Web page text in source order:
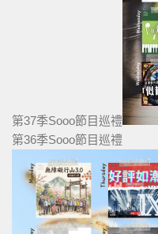
第37季Sooo節目巡禮
第36季Sooo節目巡禮